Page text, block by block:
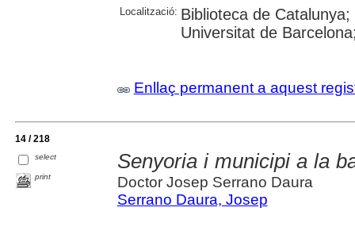
Localització: Biblioteca de
Universitat de
Enllaç permanent a aquest
14 / 218
select
print
Senyoria i municipi a la
Doctor Josep Serrano Daura
Serrano Daura, Josep